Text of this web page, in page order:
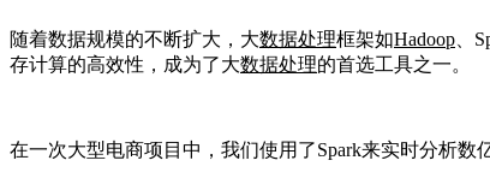
随着数据规模的不断扩大，大数据处理框架如Hadoop 、
存计算的高效性，成为了大数据处理的首选工具之一。
在一次大型电商项目中，我们使用了Spark来实时分析